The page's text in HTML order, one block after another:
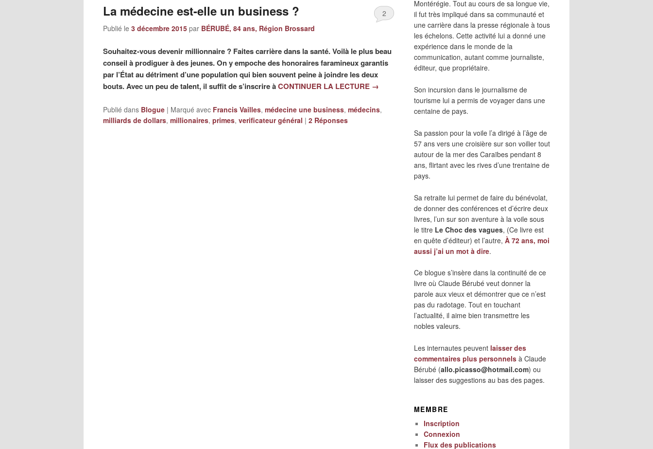
La médecine est-elle un business ?
Publié le 3 décembre 2015 par BÉRUBÉ, 84 ans, Région Brossard
2
Souhaitez-vous devenir millionnaire ? Faites carrière dans la santé. Voilà le plus beau
conseil à prodiguer à des jeunes. On y empoche des honoraires faramineux garantis
par l’État au détriment d’une population qui bien souvent peine à joindre les deux
bouts. Avec un peu de talent, il suffit de s’inscrire àCONTINUER LA LECTURE →
Publié dans Blogue | Marqué avec Francis Vailles, médecine une business, médecins,
milliards de dollars, millionaires, primes, verificateur général | 2 Réponses
Montérégie. Tout au cours de sa longue vie,
il fut très impliqué dans sa communauté et
une carrière dans la presse régionale à tous
les échelons. Cette activité lui a donné une
expérience dans le monde de la
communication, autant comme journaliste,
éditeur, que propriétaire.
Son incursion dans le journalisme de
tourisme lui a permis de voyager dans une
centaine de pays.
Sa passion pour la voile l’a dirigé à l’âge de
57 ans vers une croisière sur son voilier tout
autour de la mer des Caraïbes pendant 8
ans, flirtant avec les rives d’une trentaine de
pays.
Sa retraite lui permet de faire du bénévolat,
de donner des conférences et d’écrire deux
livres, l’un sur son aventure à la voile sous
le titre Le Choc des vagues, (Ce livre est
en quête d’éditeur) et l’autre, À 72 ans, moi
aussi j’ai un mot à dire.
Ce blogue s’insère dans la continuité de ce
livre où Claude Bérubé veut donner la
parole aux vieux et démontrer que ce n’est
pas du radotage. Tout en touchant
l’actualité, il aime bien transmettre les
nobles valeurs.
Les internautes peuvent laisser des
commentaires plus personnels à Claude
Bérubé (allo.picasso@hotmail.com) ou
laisser des suggestions au bas des pages.
MEMBRE
Inscription
Connexion
Flux des publications